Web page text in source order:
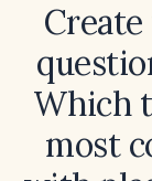
Which
most